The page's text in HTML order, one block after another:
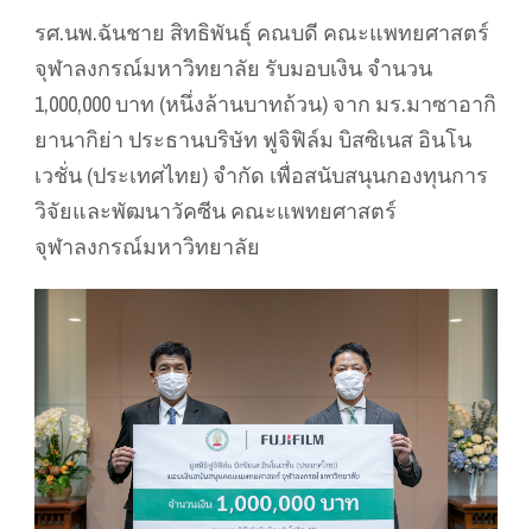
รศ.นพ.ฉันชาย สิทธิพันธุ์ คณบดี คณะแพทยศาสตร์
จุฬาลงกรณ์มหาวิทยาลัย รับมอบเงิน จำนวน
1,000,000 บาท (หนึ่งล้านบาทถ้วน) จาก มร.มาซาอากิ
ยานากิย่า ประธานบริษัท ฟูจิฟิล์ม บิสซิเนส อินโน
เวชั่น (ประเทศไทย) จำกัด เพื่อสนับสนุนกองทุนการ
วิจัยและพัฒนาวัคซีน คณะแพทยศาสตร์
จุฬาลงกรณ์มหาวิทยาลัย